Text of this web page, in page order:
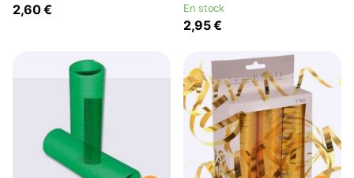
2,60 € En stock
2,95 €